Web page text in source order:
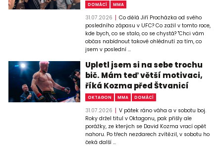
DOMÁCÍ MMA
31.07.2026
Co dělá Jiří Procházka od svého
posledního zápasu v UFC? Co zažil v tomto roce,
kde bych, co se stalo, co se chystá? "Chci vám
občas nabídnout takové ohlédnutí za tím, co
jsem v poslední ...
Upletl jsem si na sebe trochu
bič. Mám teď větší motivaci,
říká Kozma před Štvanicí
OKTAGON MMA DOMÁCÍ
31.07.2026
V pátek ráno váha a v sobotu boj.
Roky držel titul v Oktagonu, pak přišly ale
porážky, ze kterých se David Kozma vrací opět
nahoru. Po třech nezdarech zvítězil, v sobotu ho
čeká další ...